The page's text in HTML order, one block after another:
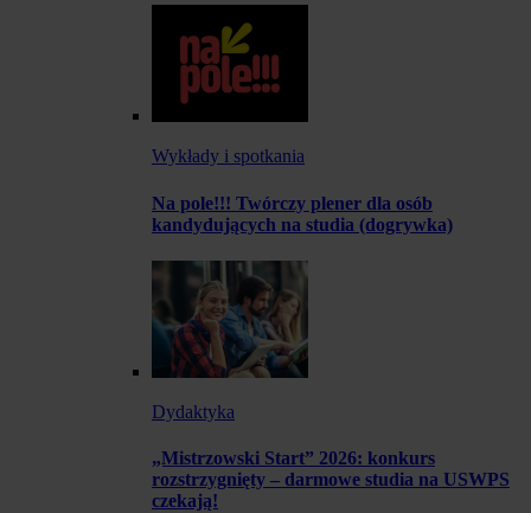
Wykłady i spotkania
Na pole!!! Twórczy plener dla osób
kandydujących na studia (dogrywka)
Dydaktyka
„Mistrzowski Start” 2026: konkurs
rozstrzygnięty – darmowe studia na USWPS
czekają!